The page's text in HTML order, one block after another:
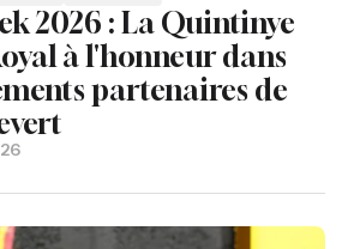
2026 : La Quintinye
à l'honneur dans
partenaires de